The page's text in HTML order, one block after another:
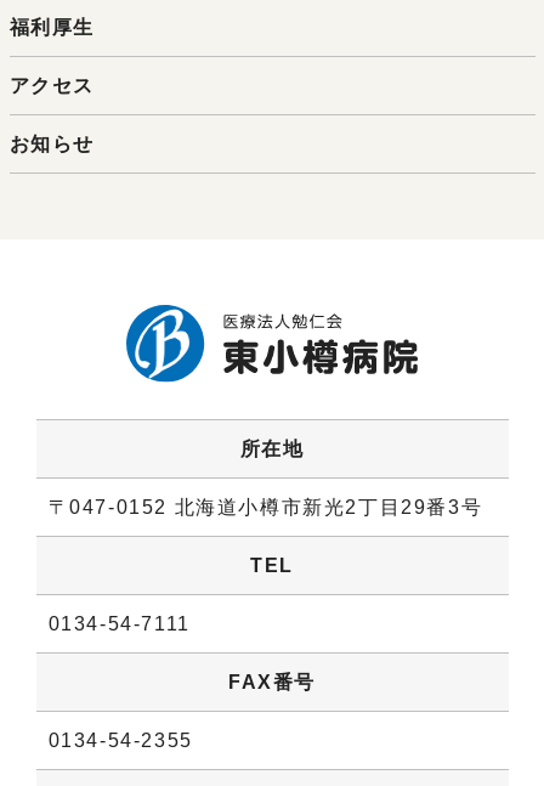
福利厚生
アクセス
お知らせ
所在地
〒047-0152 北海道小樽市新光2丁目29番3号
TEL
0134-54-7111
FAX番号
0134-54-2355